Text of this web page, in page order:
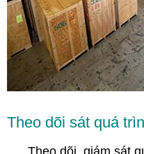
Theo dõi sát quá
Theo dõi, giám sát